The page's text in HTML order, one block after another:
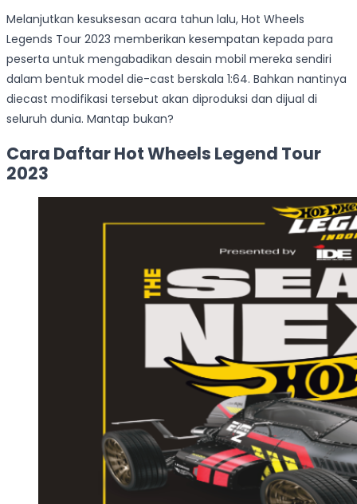
Melanjutkan kesuksesan acara tahun lalu, Hot Wheels
Legends Tour 2023 memberikan kesempatan kepada para
peserta untuk mengabadikan desain mobil mereka sendiri
dalam bentuk model die-cast berskala 1:64. Bahkan nantinya
diecast modifikasi tersebut akan diproduksi dan dijual di
seluruh dunia. Mantap bukan?
Cara Daftar Hot Wheels Legend Tour
2023